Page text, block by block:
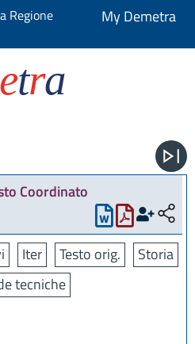
Regione
My Demetra
etra
Coordinato
Iter Testo orig.
Storia
tecniche